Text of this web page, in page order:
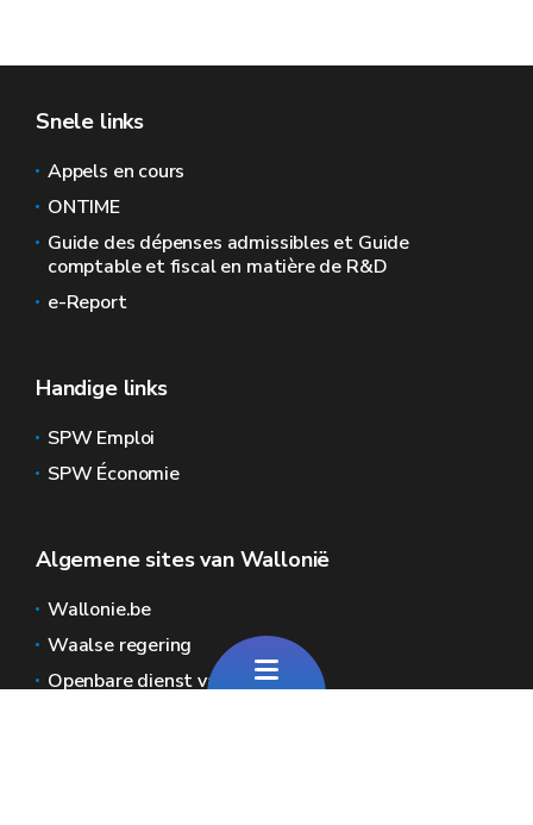
Snele links
Appels en cours
ONTIME
Guide des dépenses admissibles et Guide
comptable et fiscal en matière de R&D
e-Report
Handige links
SPW Emploi
SPW Économie
Algemene sites van Wallonië
Wallonie.be
Waalse regering
Openbare dienst van Wallonië